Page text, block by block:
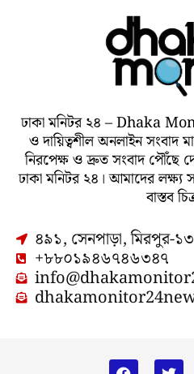
ঢাকা মনিটর ২৪ – Dhaka
ও দায়িত্বশীল অনলাইন সংবাদ
নিরপেক্ষ ও দ্রুত সংবাদ পৌঁছে
ঢাকা মনিটর ২৪। আমাদের লক্ষ্য
বাস্তব
৪৯১, সেনপাড়া, মিরপুর-
+৮৮০১৯৪৬৭৪৬৩৪৭